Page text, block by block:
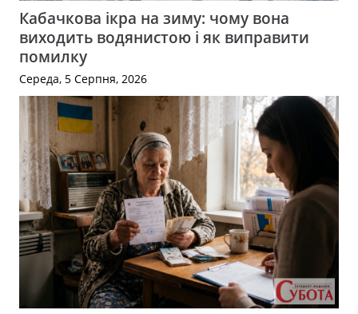
Кабачкова ікра на зиму: чому вона
виходить водянистою і як виправити
помилку
Середа, 5 Серпня, 2026